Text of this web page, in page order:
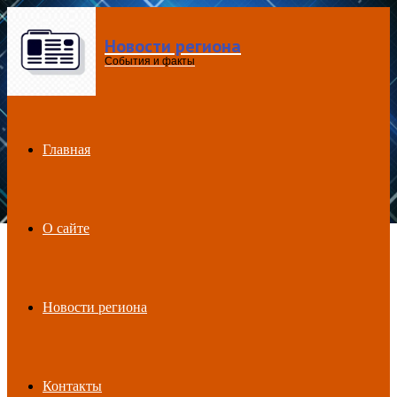
Menu Новости региона
События и факты
Главная
О сайте
Новости региона
Контакты